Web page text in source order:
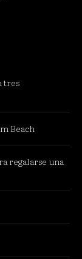
tres
Beach
regalarse una